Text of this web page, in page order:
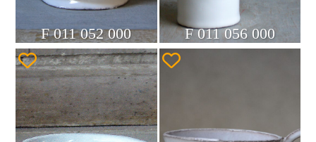
F 011 052 000 F 011 056 000